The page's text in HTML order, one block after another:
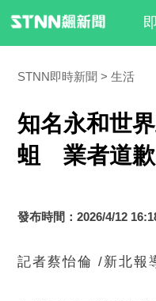
STNN即時新聞 生活
知名永和世
蛆 業者道
發布時間：2026/4/12
記者蔡怡倫 /新北報